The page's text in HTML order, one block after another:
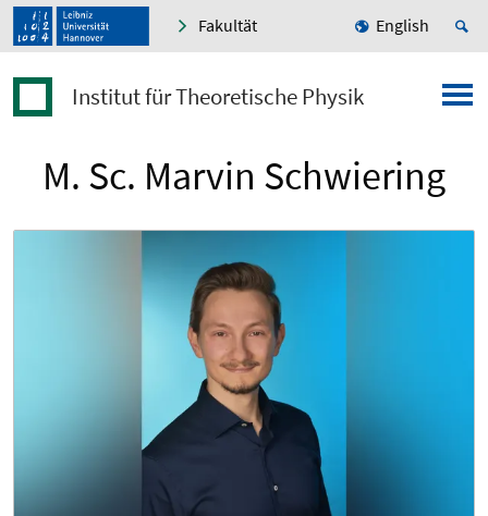
Fakultät English
Institut für Theoretische Physik
M. Sc. Marvin Schwiering